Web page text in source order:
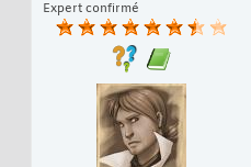
Expert confirmé